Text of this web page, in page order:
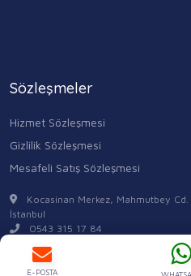
Sözleşmeler
Hizmet Sözleşmesi
Gizlilik Sözleşmesi
Mesafeli Satış Sözleşmesi
Kocasinan Merkez, Mahmutbey
İstanbul
0543 315 17 84
E-POSTA